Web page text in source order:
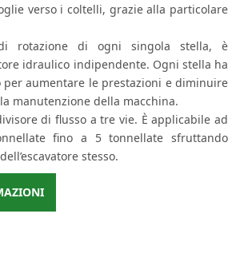
verso i coltelli, grazie alla particolare
di rotazione di ogni singola stella, è
idraulico indipendente. Ogni stella ha
aumentare le prestazioni e diminuire
manutenzione della macchina.
di flusso a tre vie. È applicabile ad
fino a 5 tonnellate sfruttando
stesso.